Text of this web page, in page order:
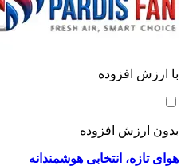
با ارزش افزوده
بدون ارزش افزوده
هوای تازه، انتخابی هوشمندانه